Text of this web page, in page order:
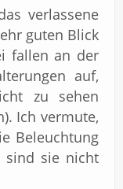
verlassene
guten Blick
fallen an der
auf,
zu sehen
Ich vermute,
Beleuchtung
sind sie nicht